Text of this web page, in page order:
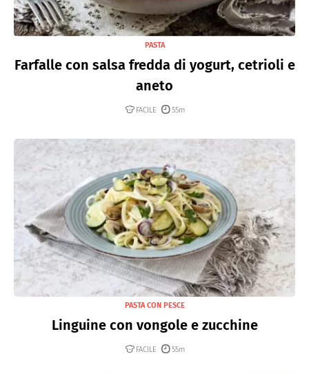
PASTA
Farfalle con salsa fredda di yogurt, cetrioli e
aneto
FACILE 55m
PASTA CON PESCE
Linguine con vongole e zucchine
FACILE 55m